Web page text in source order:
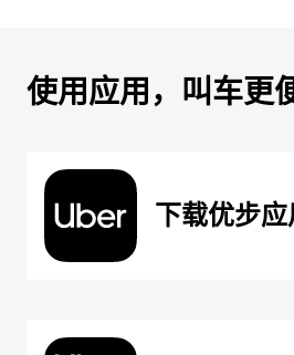
使用应用，叫车更
下载优步应